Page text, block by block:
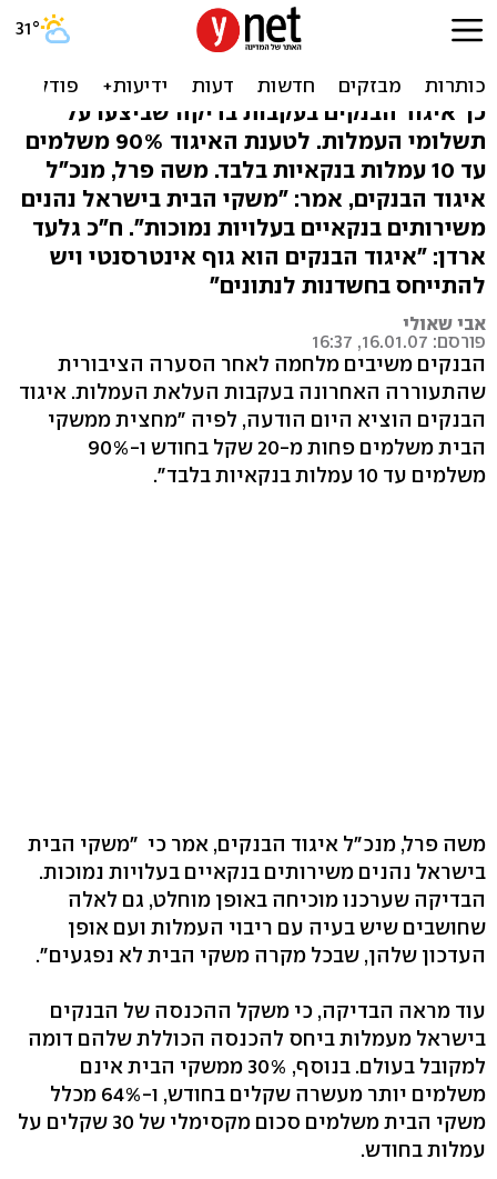
הבנקים: עמלות 50% ממשקי
הבית נמוכות מ-20 ש' בחודש
כך איגוד הבנקים בעקבות בדיקה שביצעו על
תשלומי העמלות. לטענת האיגוד 90% משלמים
עד 10 עמלות בנקאיות בלבד. משה פרל, מנכ"ל
איגוד הבנקים, אמר: "משקי הבית בישראל נהנים
משירותים בנקאיים בעלויות נמוכות". ח"כ גלעד
ארדן: "איגוד הבנקים הוא גוף אינטרסנטי ויש
להתייחס בחשדנות לנתונים"
אבי שאולי
פורסם: 16.01.07, 16:37
הבנקים משיבים מלחמה לאחר הסערה הציבורית
שהתעוררה האחרונה בעקבות העלאת העמלות. איגוד
הבנקים הוציא היום הודעה, לפיה "מחצית ממשקי
הבית משלמים פחות מ-20 שקל בחודש ו-90%
משלמים עד 10 עמלות בנקאיות בלבד".
משה פרל, מנכ"ל איגוד הבנקים, אמר כי "משקי הבית
בישראל נהנים משירותים בנקאיים בעלויות נמוכות.
הבדיקה שערכנו מוכיחה באופן מוחלט, גם לאלה
שחושבים שיש בעיה עם ריבוי העמלות ועם אופן
העדכון שלהן, שבכל מקרה משקי הבית לא נפגעים".
עוד מראה הבדיקה, כי משקל ההכנסה של הבנקים
בישראל מעמלות ביחס להכנסה הכוללת שלהם דומה
למקובל בעולם. בנוסף, 30% ממשקי הבית אינם
משלמים יותר מעשרה שקלים בחודש, ו-64% מכלל
משקי הבית משלמים סכום מקסימלי של 30 שקלים על
עמלות בחודש.